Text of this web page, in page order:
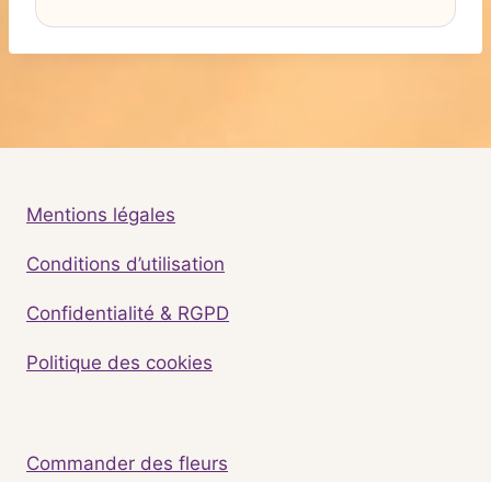
Mentions légales
Conditions d’utilisation
Confidentialité & RGPD
Politique des cookies
Commander des fleurs